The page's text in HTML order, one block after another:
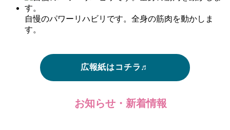
自慢のパワーリハビリです。全身の筋肉を動かしま
す。
広報紙はコチラ♬
お知らせ・新着情報